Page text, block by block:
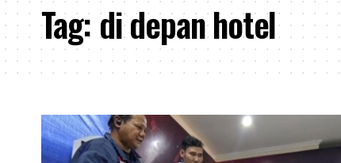
Tag:di depan hotel